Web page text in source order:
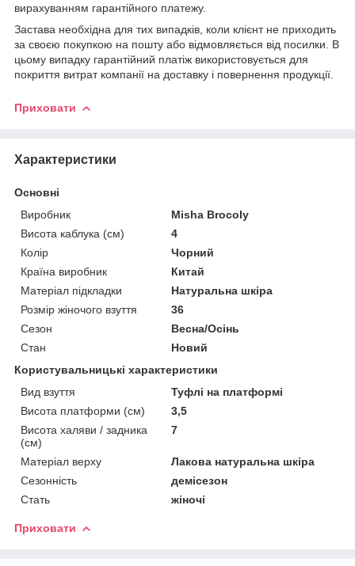
вирахуванням гарантійного платежу.
Застава необхідна для тих випадків, коли клієнт не приходить
за своєю покупкою на пошту або відмовляється від посилки. В
цьому випадку гарантійний платіж використовується для
покриття витрат компанії на доставку і повернення продукції.
Приховати
Характеристики
Основні
Виробник
Misha Brocoly
Висота каблука (см)
4
Колір
Чорний
Країна виробник
Китай
Матеріал підкладки
Натуральна шкіра
Розмір жіночого взуття
36
Сезон
Весна/Осінь
Стан
Новий
Користувальницькі характеристики
Вид взуття
Туфлі на платформі
Висота платформи (см)
3,5
Висота халяви / задника
(см)
7
Матеріал верху
Лакова натуральна шкіра
Сезонність
демісезон
Стать
жіночі
Приховати